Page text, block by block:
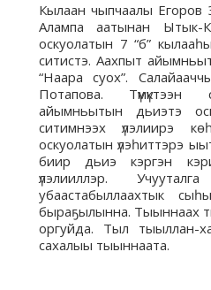
Кылаан чыпчаалы
Алампа аатынан
оскуолатын 7 “б”
ситистэ. Аахпыт
“Наара суох”.
Потапова. Түмүктээн
айымньытын дьиэтэ
ситимнээх үлэлиирэ
оскуолатын үлэһиттэрэ
биир дьиэ кэргэн
үлэлииллэр.
убаастабыллаахтык
быраҕылынна. Тыыннаах тыл
оргуйда. Тыл тыыллан-
сахалыы тыыннаата.